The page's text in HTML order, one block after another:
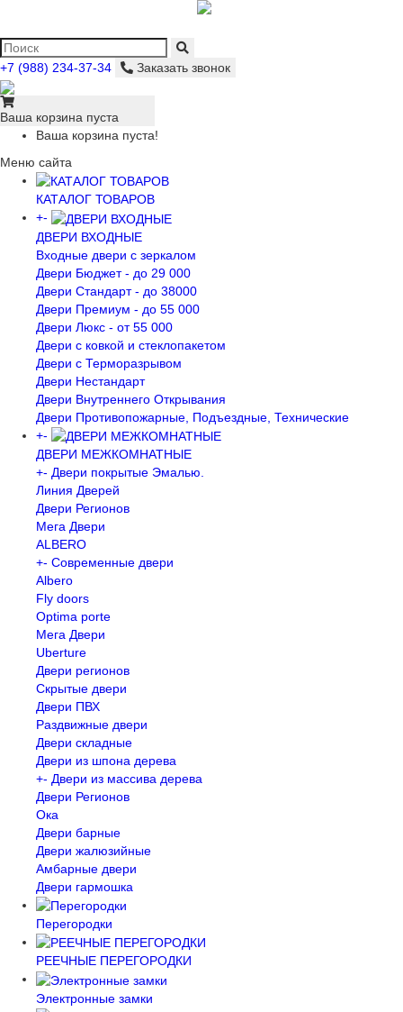
+7 (988) 234-37-34 Заказать звонок
Ваша корзина пуста
Ваша корзина пуста!
Меню сайта
КАТАЛОГ ТОВАРОВ
+-
ДВЕРИ ВХОДНЫЕ
Входные двери с зеркалом
Двери Бюджeт - до 29 000
Двери Стaндaрт - до 38000
Двери Прeмиум - до 55 000
Двери Люкс - от 55 000
Двери с кoвкой и стеклопакетом
Двери с Терморазрывом
Двери Нecтaндaрт
Двери Внутреннего Открывания
Двери Противопожарные, Подъездные, Технические
+-
ДВЕРИ МЕЖКОМНАТНЫЕ
+- Двери покрытые Эмалью.
Линия Дверей
Двери Регионов
Мега Двери
ALBERO
+- Современные двери
Albero
Fly doors
Optima porte
Мега Двери
Uberture
Двери регионов
Скрытые двери
Двери ПВХ
Раздвижные двери
Двери складные
Двери из шпона дерева
+- Двери из массива дерева
Двери Регионов
Ока
Двери барные
Двери жалюзийные
Амбарные двери
Двери гармошка
Перегородки
РЕЕЧНЫЕ ПЕРЕГОРОДКИ
Электронные замки